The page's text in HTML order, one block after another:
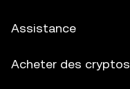
Assistance
Acheter des cryptos